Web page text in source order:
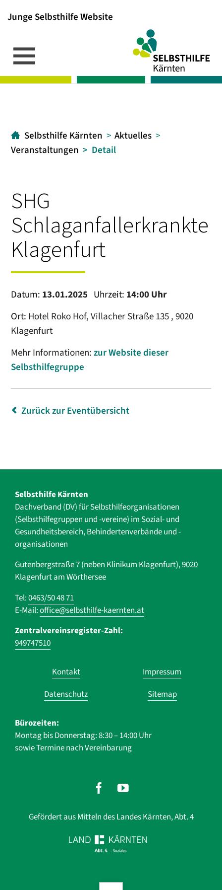
Junge Selbsthilfe Website
[1]
[2]
[3]
Selbsthilfe Kärnten
Aktuelles
Veranstaltungen
Detail
SHG
Schlaganfallerkrankte
Klagenfurt
Datum: 13.01.2025 Uhrzeit: 14:00 Uhr
Ort: Hotel Roko Hof, Villacher Straße 135 , 9020
Klagenfurt
Mehr Informationen:zur Website dieser
Selbsthilfegruppe
Zurück zur Eventübersicht
Selbsthilfe Kärnten
Dachverband (DV) für Selbsthilfe­organisationen
(Selbsthilfegruppen und -vereine) im Sozial- und
Gesundheits­bereich, ­Behindertenverbände und ­-
organisationen
Gutenbergstraße 7 (neben Klinikum Klagenfurt), 9020
Klagenfurt am Wörthersee
Tel:0463/50 48 71
E-Mail:office@selbsthilfe-kaernten.at
Zentralvereinsregister-Zahl:
949747510
Navigation
überspringen
Kontakt
Impressum
Datenschutz
Sitemap
Bürozeiten:
Montag bis Donnerstag: 8:30 – 14:00 Uhr
sowie Termine nach Vereinbarung
Gefördert aus Mitteln des Landes Kärnten, Abt. 4